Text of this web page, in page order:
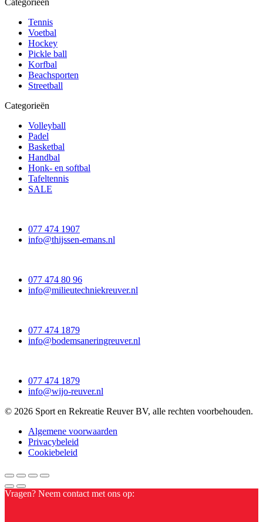
Tennis
Voetbal
Hockey
Pickle ball
Korfbal
Beachsporten
Streetball
Categorieën
Volleyball
Padel
Basketbal
Handbal
Honk- en softbal
Tafeltennis
SALE
077 474 1907
info@thijssen-emans.nl
077 474 80 96
info@milieutechniekreuver.nl
077 474 1879
info@bodemsaneringreuver.nl
077 474 1879
info@wijo-reuver.nl
© 2026 Sport en Rekreatie Reuver BV, alle rechten voorbehouden.
Algemene voorwaarden
Privacybeleid
Cookiebeleid
Vragen? Neem contact met ons op: